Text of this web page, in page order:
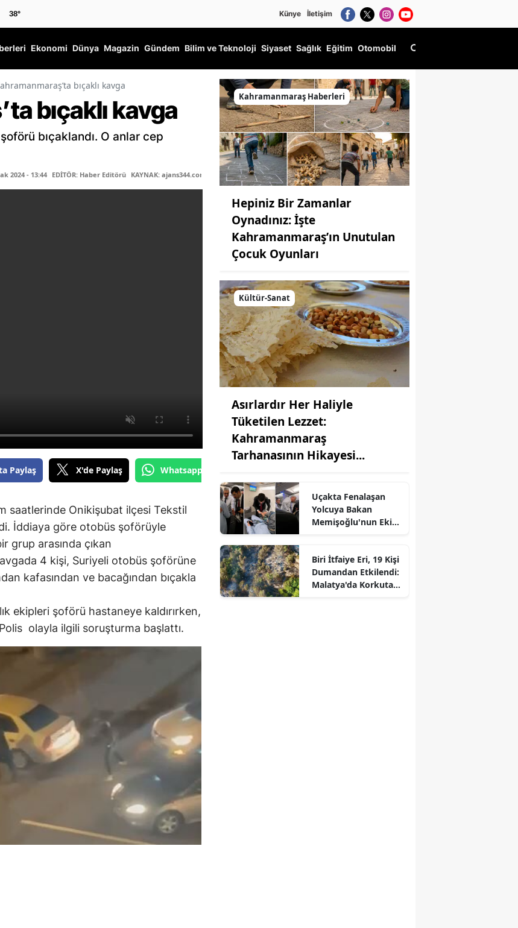
38° Künye İletişim
Ekonomi Dünya Magazin Gündem Bilim ve Teknoloji Siyaset Sağlık Eğitim Otomobil
bıçaklı kavga
bıçaklı kavga
bıçaklandı. O anlar cep
2024 - 13:44 EDİTÖR: Haber Editörü KAYNAK: ajans344.com
Paylaş X'de Paylaş Whatsapp'tan Gönder
saatlerinde Onikişubat ilçesi Tekstil
İddiaya göre otobüs şoförüyle
grup arasında çıkan
4 kişi, Suriyeli otobüs şoförüne
kafasından ve bacağından bıçakla
ekipleri şoförü hastaneye kaldırırken,
olayla ilgili soruşturma başlattı.
Kahramanmaraş Haberleri
Hepiniz Bir Zamanlar
Oynadınız: İşte
Kahramanmaraş’ın Unutulan
Çocuk Oyunları
Kültür-Sanat
Asırlardır Her Haliyle
Tüketilen Lezzet:
Kahramanmaraş
Tarhanasının Hikayesi...
Uçakta Fenalaşan
Yolcuya Bakan
Memişoğlu'nun Ekibi
Biri İtfaiye Eri, 19 Kişi
Dumandan Etkilendi:
Malatya'da Korkutan